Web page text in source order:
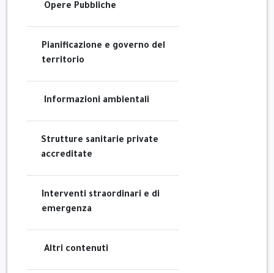
Opere Pubbliche
Pianificazione e governo del
territorio
Informazioni ambientali
Strutture sanitarie private
accreditate
Interventi straordinari e di
emergenza
Altri contenuti